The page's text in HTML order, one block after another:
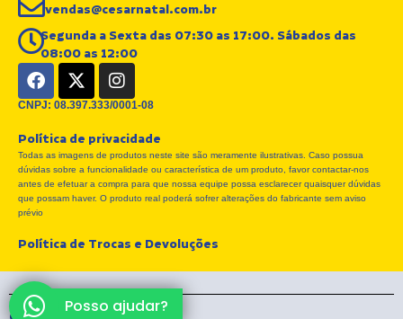
vendas@cesarnatal.com.br
Segunda a Sexta das 07:30 as 17:00. Sábados das
08:00 as 12:00
F
a
c
b
o
o
k
X
-
t
i
t
t
e
I
n
s
a
g
r
a
CNPJ: 08.397.333/0001-08
Política de privacidade
Todas as imagens de produtos neste site são meramente ilustrativas. Caso possua
dúvidas sobre a funcionalidade ou característica de um produto, favor contactar-nos
antes de efetuar a compra para que nossa equipe possa esclarecer quaisquer dúvidas
que possam haver. O produto real poderá sofrer alterações do fabricante sem aviso
prévio
Política de Trocas e Devoluções
Posso ajudar?